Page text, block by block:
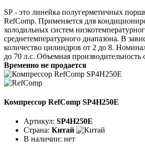
SР - это линейка полугерметичных
RefComp. Применяется для
холодильных систем
среднетемпературного диапазона. В
количество цилиндров от 2 до 8.
до 70 л.с. Объемная производительность
Временно не продается
Компрессор RefComp SP4H250E
Артикул: SP4H250E
Страна: Китай
В наличии: нет